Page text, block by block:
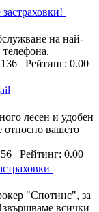
на най-
Рейтинг: 0.00
лесен и удобен
относно вашето
Рейтинг: 0.00
"Спотинс", за
всички